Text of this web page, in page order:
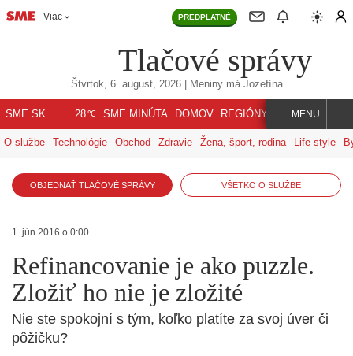
Viac PREDPLATNÉ
Tlačové správy
Štvrtok, 6. august, 2026| Meniny má Jozefína
SME.SK 28℃ SME MINÚTA DOMOV REGIÓNY INDEX SVET
MENU
O službe Technológie Obchod Zdravie Žena, šport, rodina Life style
OBJEDNAŤ TLAČOVÉ SPRÁVY VŠETKO O SLUŽBE
1. jún 2016 o 0:00
Refinancovanie je ako puzzle.
Zložiť ho nie je zložité
Nie ste spokojní s tým, koľko platíte za svoj úver či
pôžičku?